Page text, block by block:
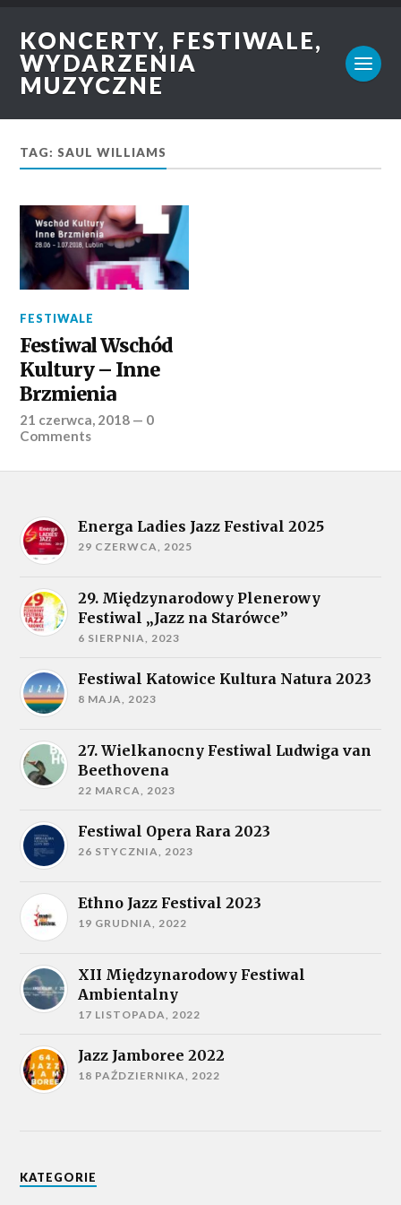
KONCERTY, FESTIWALE,
WYDARZENIA
MUZYCZNE
TAG: SAUL WILLIAMS
FESTIWALE
Festiwal Wschód
Kultury – Inne
Brzmienia
21 czerwca, 2018 — 0
Comments
Energa Ladies Jazz Festival 2025
29 CZERWCA, 2025
29. Międzynarodowy Plenerowy
Festiwal „Jazz na Starówce”
6 SIERPNIA, 2023
Festiwal Katowice Kultura Natura 2023
8 MAJA, 2023
27. Wielkanocny Festiwal Ludwiga van
Beethovena
22 MARCA, 2023
Festiwal Opera Rara 2023
26 STYCZNIA, 2023
Ethno Jazz Festival 2023
19 GRUDNIA, 2022
XII Międzynarodowy Festiwal
Ambientalny
17 LISTOPADA, 2022
Jazz Jamboree 2022
18 PAŹDZIERNIKA, 2022
KATEGORIE